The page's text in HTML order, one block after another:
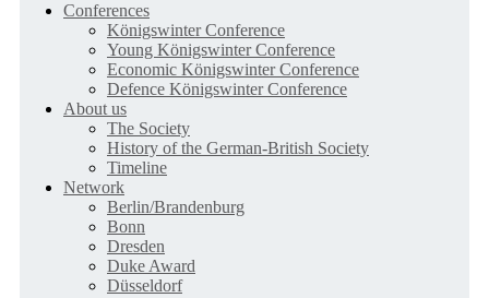
Conferences
Königswinter Conference
Young Königswinter Conference
Economic Königswinter Conference
Defence Königswinter Conference
About us
The Society
History of the German-British Society
Timeline
Network
Berlin/Brandenburg
Bonn
Dresden
Duke Award
Düsseldorf